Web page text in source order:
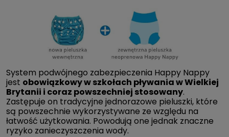
System podwójnego zabezpieczenia Happy Nappy
jest obowiązkowy w szkołach pływania w Wielkiej
Brytanii i coraz powszechniej stosowany.
Zastępuje on tradycyjne jednorazowe pieluszki, które
są powszechnie wykorzystywane ze względu na
łatwość użytkowania. Powodują one jednak znaczne
ryzyko zanieczyszczenia wody.